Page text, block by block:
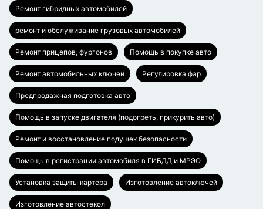
Ремонт гибридных автомобилей
ремонт и обслуживание грузовых автомобилей
Ремонт прицепов, фургонов Помощь в покупке авто
Ремонт автомобильных ключей Регулировка фар
Предпродажная подготовка авто
Помощь в запуске двигателя (подогреть, прикурить авто)
Ремонт и восстановление подушек безопасности
Помощь в регистрации автомобиля в ГИБДД и МРЭО
Установка защиты картера Изготовление автоключей
Изготовление автостекол